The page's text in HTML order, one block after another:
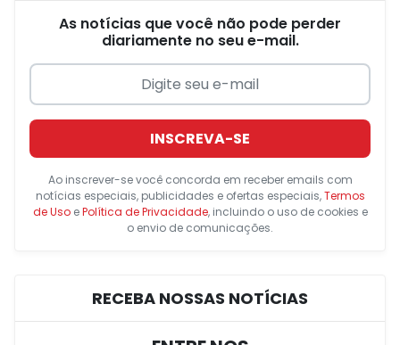
As notícias que você não pode perder
diariamente no seu e-mail.
INSCREVA-SE
Ao inscrever-se você concorda em receber emails com
notícias especiais, publicidades e ofertas especiais,Termos
de UsoePolítica de Privacidade, incluindo o uso de cookies e
o envio de comunicações.
RECEBA NOSSAS NOTÍCIAS